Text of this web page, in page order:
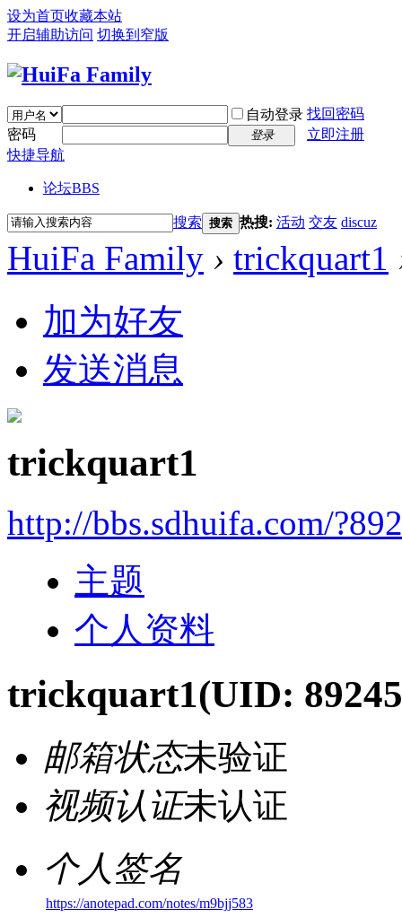
设为首页收藏本站
开启辅助访问 切换到窄版
自动登录 找回密码
密码
登录
立即注册
快捷导航
论坛BBS
搜索 搜索 热搜: 活动 交友 discuz
HuiFa Family › trickquart1
加为好友
发送消息
trickquart1
http://bbs.sdhuifa.com/
主题
个人资料
trickquart1(UID:
邮箱状态未验证
视频认证未认证
个人签名
https://anotepad.com/notes/m9bjj583